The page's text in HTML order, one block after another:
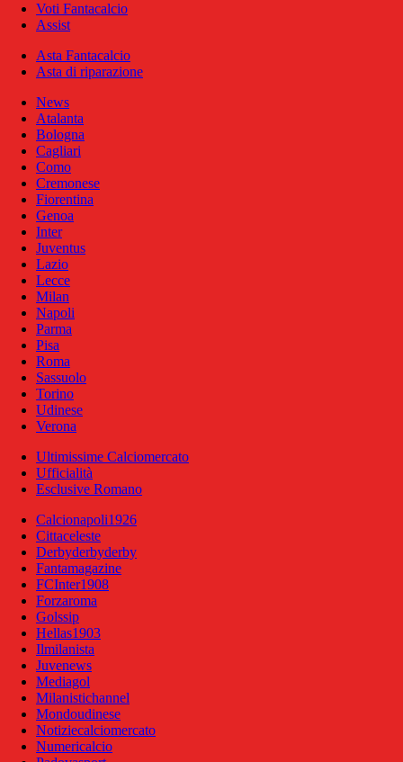
Voti Fantacalcio
Assist
Asta Fantacalcio
Asta di riparazione
News
Atalanta
Bologna
Cagliari
Como
Cremonese
Fiorentina
Genoa
Inter
Juventus
Lazio
Lecce
Milan
Napoli
Parma
Pisa
Roma
Sassuolo
Torino
Udinese
Verona
Ultimissime Calciomercato
Ufficialità
Esclusive Romano
Calcionapoli1926
Cittaceleste
Derbyderbyderby
Fantamagazine
FCInter1908
Forzaroma
Golssip
Hellas1903
Ilmilanista
Juvenews
Mediagol
Milanistichannel
Mondoudinese
Notiziecalciomercato
Numericalcio